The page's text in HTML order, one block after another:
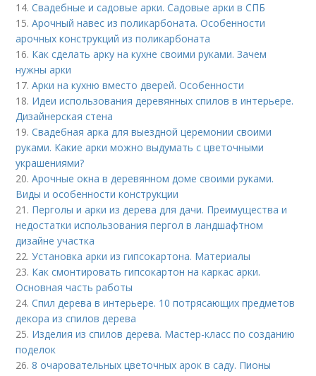
14.Свадебные и садовые арки. Садовые арки в СПБ
15.Арочный навес из поликарбоната. Особенности
арочных конструкций из поликарбоната
16. Как сделать арку на кухне своими руками. Зачем
нужны арки
17.Арки на кухню вместо дверей. Особенности
18. Идеи использования деревянных спилов в интерьере.
Дизайнерская стена
19.Свадебная арка для выездной церемонии своими
руками. Какие арки можно выдумать с цветочными
украшениями?
20.Арочные окна в деревянном доме своими руками.
Виды и особенности конструкции
21. Перголы и арки из дерева для дачи. Преимущества и
недостатки использования пергол в ландшафтном
дизайне участка
22.Установка арки из гипсокартона. Материалы
23. Как смонтировать гипсокартон на каркас арки.
Основная часть работы
24.Спил дерева в интерьере. 10 потрясающих предметов
декора из спилов дерева
25. Изделия из спилов дерева. Мастер-класс по созданию
поделок
26.8 очаровательных цветочных арок в саду. Пионы